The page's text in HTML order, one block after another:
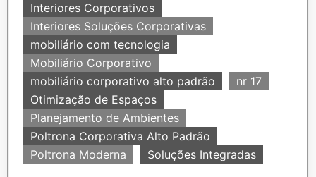
Interiores Corporativos
Interiores Soluções Corporativas
mobiliário com tecnologia
Mobiliário Corporativo
mobiliário corporativo alto padrão
nr 17
Otimização de Espaços
Planejamento de Ambientes
Poltrona Corporativa Alto Padrão
Poltrona Moderna
Soluções Integradas